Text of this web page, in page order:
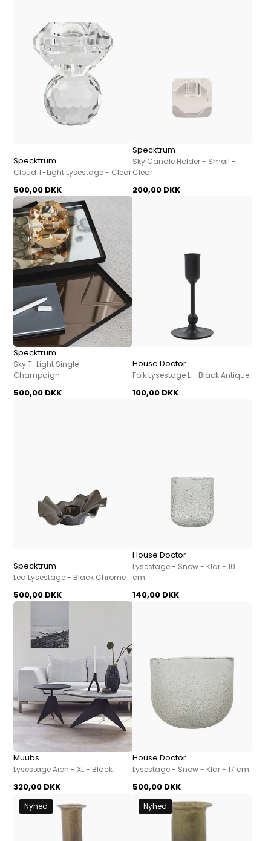
Specktrum
Cloud T-Light Lysestage - Clear
500,00 DKK
Specktrum
Sky Candle Holder - Small -
Clear
200,00 DKK
Specktrum
Sky T-Light Single -
Champaign
500,00 DKK
House Doctor
Folk Lysestage L - Black Antique
100,00 DKK
Specktrum
Lea Lysestage - Black Chrome
500,00 DKK
House Doctor
Lysestage - Snow - Klar - 10
cm.
140,00 DKK
Muubs
Lysestage Aion - XL - Black
320,00 DKK
House Doctor
Lysestage - Snow - Klar - 17 cm.
500,00 DKK
Nyhed Nyhed